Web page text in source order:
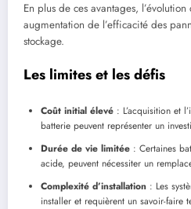
En plus de ces avantages,
augmentation de l’efficacité des
stockage.
Les limites et les défis
Coût initial élevé : L’acquisition et
batterie peuvent représenter un
Durée de vie limitée : Certaines
acide, peuvent nécessiter un
Complexité d’installation : Les
installer et requièrent un savoir-faire